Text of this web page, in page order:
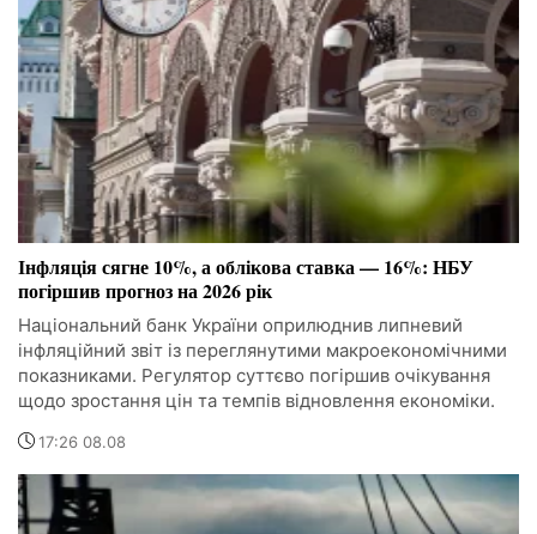
Інфляція сягне 10%, а облікова ставка — 16%: НБУ
погіршив прогноз на 2026 рік
Національний банк України оприлюднив липневий
інфляційний звіт із переглянутими макроекономічними
показниками. Регулятор суттєво погіршив очікування
щодо зростання цін та темпів відновлення економіки.
17:26 08.08